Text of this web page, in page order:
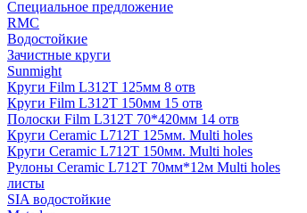
Специальное предложение
RMC
Водостойкие
Зачистные круги
Sunmight
Круги Film L312T 125мм 8 отв
Круги Film L312T 150мм 15 отв
Полоски Film L312T 70*420мм 14 отв
Круги Ceramic L712T 125мм. Multi holes
Круги Ceramic L712T 150мм. Multi holes
Рулоны Ceramic L712T 70мм*12м Multi holes
листы
SIA водостойкие